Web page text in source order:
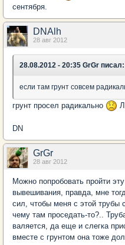
сентября.
DNAlh
28 авг 2012
28.08.2012 - 20:35 GrGr писал:
если там грунт совсем
грунт просел радикально
DN
GrGr
28 авг 2012
Можно попробовать пройти
вывешивания, правда, мне
сил, чтобы меня с этой трубы
чему там проседать-то?..
валяется, да еще и слегка
вместе с грунтом она тоже